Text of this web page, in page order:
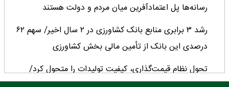
رسانه‌ها پل اعتمادآفرین میان مردم و دولت هستند
رشد ۳ برابری منابع بانک کشاورزی در ۲ سال اخیر/ سهم ۶۲
درصدی این بانک از تأمین مالی بخش کشاورزی
تحول نظام قیمت‌گذاری، کیفیت تولیدات را متحول کرد/